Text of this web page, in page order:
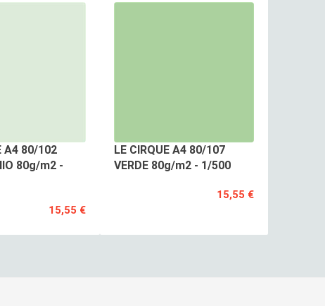
A4 80/102
80g/m2 -
15,55 €
LE CIRQUE A4 80/107
VERDE 80g/m2 - 1/500
15,55 €